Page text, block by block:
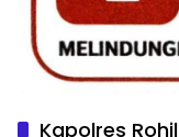
Kapolres Rohil